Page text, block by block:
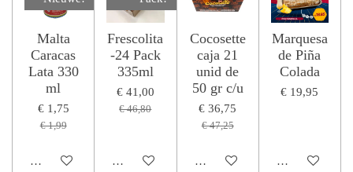
Malta
Caracas
Lata 330
ml
€ 1,75
€ 1,99
Houd mij op de hoogte
Frescolita
-24 Pack
335ml
€ 41,00
€ 46,80
Houd mij op de hoogte
Cocosette
caja 21
unid de
50 gr c/u
€ 36,75
€ 47,25
Houd mij op de hoogte
Marquesa
de Piña
Colada
€ 19,95
Houd mij op